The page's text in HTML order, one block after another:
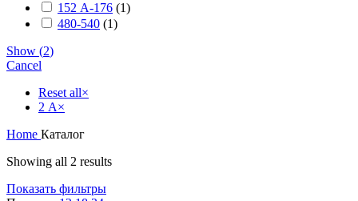
152 А-176 (1)
480-540 (1)
Show (2)
Cancel
Reset all×
2 А×
Home Каталог
Showing all 2 results
Показать фильтры